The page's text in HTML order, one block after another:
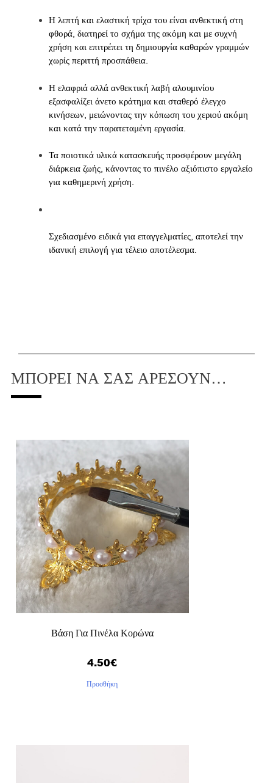
Η λεπτή και ελαστική τρίχα του είναι ανθεκτική στη
φθορά, διατηρεί το σχήμα της ακόμη και με συχνή
χρήση και επιτρέπει τη δημιουργία καθαρών γραμμών
χωρίς περιττή προσπάθεια.
Η ελαφριά αλλά ανθεκτική λαβή αλουμινίου
εξασφαλίζει άνετο κράτημα και σταθερό έλεγχο
κινήσεων, μειώνοντας την κόπωση του χεριού ακόμη
και κατά την παρατεταμένη εργασία.
Τα ποιοτικά υλικά κατασκευής προσφέρουν μεγάλη
διάρκεια ζωής, κάνοντας το πινέλο αξιόπιστο εργαλείο
για καθημερινή χρήση.
Σχεδιασμένο ειδικά για επαγγελματίες, αποτελεί την
ιδανική επιλογή για τέλειο αποτέλεσμα.
ΜΠΟΡΕΊ ΝΑ ΣΑΣ ΑΡΈΣΟΥΝ…
Βάση Για Πινέλα Κορώνα
4.50€
Προσθήκη